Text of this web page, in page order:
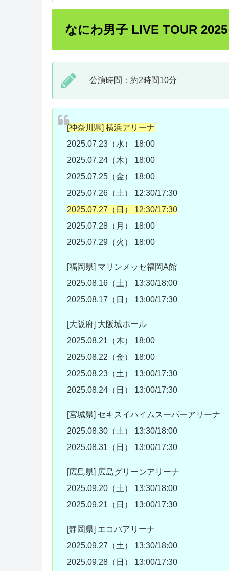
なにわ男子 LIVE TOUR
公演時間：約2時間10分
[神奈川県] 横浜アリーナ
2025.07.23（水） 18:00
2025.07.24（木） 18:00
2025.07.25（金） 18:00
2025.07.26（土） 12:30/17:30
2025.07.27（日） 12:30/17:30
2025.07.28（月） 18:00
2025.07.29（火） 18:00
[福岡県] マリンメッセ福岡A館
2025.08.16（土） 13:30/18:00
2025.08.17（日） 13:00/17:30
[大阪府] 大阪城ホール
2025.08.21（木） 18:00
2025.08.22（金） 18:00
2025.08.23（土） 13:00/17:30
2025.08.24（日） 13:00/17:30
[宮城県] セキスイハイムスーパーアリーナ
2025.08.30（土） 13:30/18:00
2025.08.31（日） 13:00/17:30
[広島県] 広島グリーンアリーナ
2025.09.20（土） 13:30/18:00
2025.09.21（日） 13:00/17:30
[静岡県] エコパアリーナ
2025.09.27（土） 13:30/18:00
2025.09.28（日） 13:00/17:30